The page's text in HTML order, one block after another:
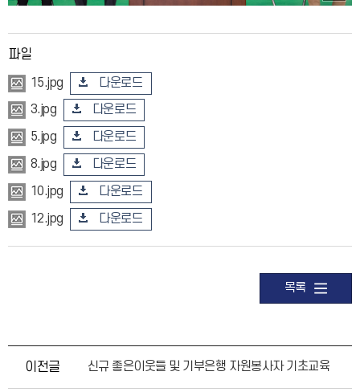
파일
15.jpg
다운로드
3.jpg
다운로드
5.jpg
다운로드
8.jpg
다운로드
10.jpg
다운로드
12.jpg
다운로드
목록
이전글 신규 좋은이웃들 및 기부은행 자원봉사자 기초교육